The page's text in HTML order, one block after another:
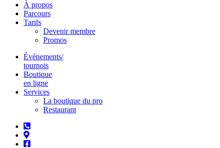
À propos
Parcours
Tarifs
Devenir membre
Promos
Événements/
tournois
Boutique
en ligne
Services
La boutique du pro
Restaurant